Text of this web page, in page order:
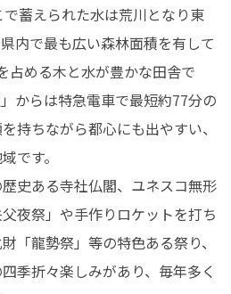
蓄えられた水は荒川となり東
内で最も広い森林面積を有して
占める木と水が豊かな田舎で
からは特急電車で最短約77分の
持ちながら都心にも出やすい、
です。
史ある寺社仏閣、ユネスコ無形
夜祭」や手作りロケットを打ち
「龍勢祭」等の特色ある祭り、
季折々楽しみがあり、毎年多く